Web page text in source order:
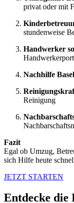
privat oder mit
stundenweise
Handwerker
Nachhilfe Basel
Reinigung
Fazit
Egal ob Umzug,
sich Hilfe heute
JETZT STARTEN
Entdecke die